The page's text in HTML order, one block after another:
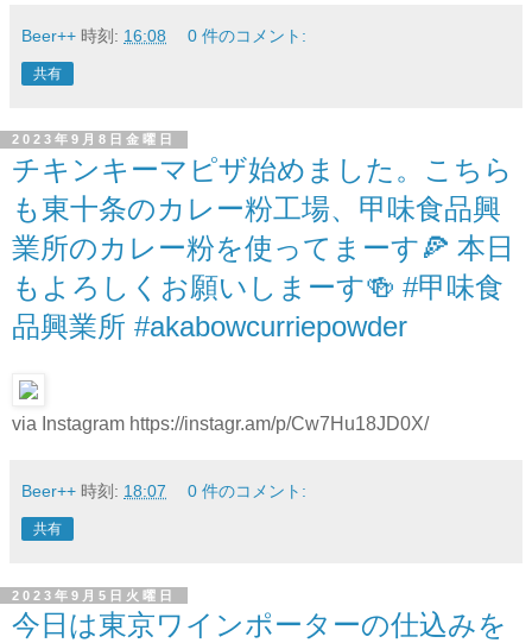
Beer++ 時刻: 16:08 0 件のコメント:
共有
2023年9月8日金曜日
チキンキーマピザ始めました。こちら
も東十条のカレー粉工場、甲味食品興
業所のカレー粉を使ってまーす🍕 本日
もよろしくお願いしまーす🍻 #甲味食
品興業所 #akabowcurriepowder
via Instagram https://instagr.am/p/Cw7Hu18JD0X/
Beer++ 時刻: 18:07 0 件のコメント:
共有
2023年9月5日火曜日
今日は東京ワインポーターの仕込みを